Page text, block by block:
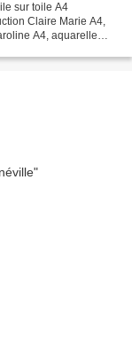
sur toile A4
Claire Marie A4,
A4, aquarelle